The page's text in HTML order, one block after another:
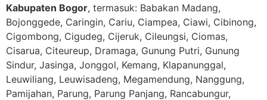
Kabupaten Bogor, termasuk: Babakan Madang,
Bojonggede, Caringin, Cariu, Ciampea, Ciawi, Cibinong,
Cigombong, Cigudeg, Cijeruk, Cileungsi, Ciomas,
Cisarua, Citeureup, Dramaga, Gunung Putri, Gunung
Sindur, Jasinga, Jonggol, Kemang, Klapanunggal,
Leuwiliang, Leuwisadeng, Megamendung, Nanggung,
Pamijahan, Parung, Parung Panjang, Rancabungur,